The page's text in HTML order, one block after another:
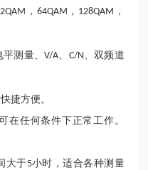
， 64QAM ， 128QAM ，
测量、V/A C/N 、双频道
捷方便。
在任何条件下正常工作。
大于5小时，适合各种测量